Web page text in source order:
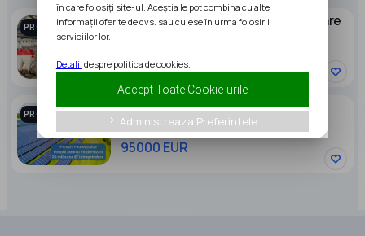
PROMOVAT
Ocazie Ferma zootehnica de ingrasare
2600000 RON
PROMOVAT PARC FOTOVOLTAIC DE VANZARE
95000 EUR
în care folosiți site-ul. Aceștia le pot combina cu alte
informații oferite de dvs. sau culese în urma folosirii
serviciilor lor.
Detalii despre politica de cookies.
Accept Toate Cookie-urile
keyboard_arrow_right Administreaza Preferintele